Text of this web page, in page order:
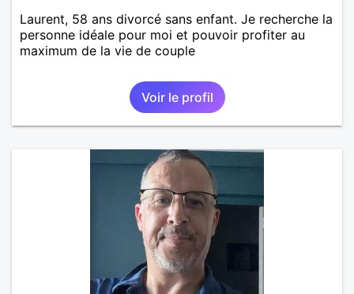
Laurent, 58 ans divorcé sans enfant. Je recherche la
personne idéale pour moi et pouvoir profiter au
maximum de la vie de couple
Voir le profil